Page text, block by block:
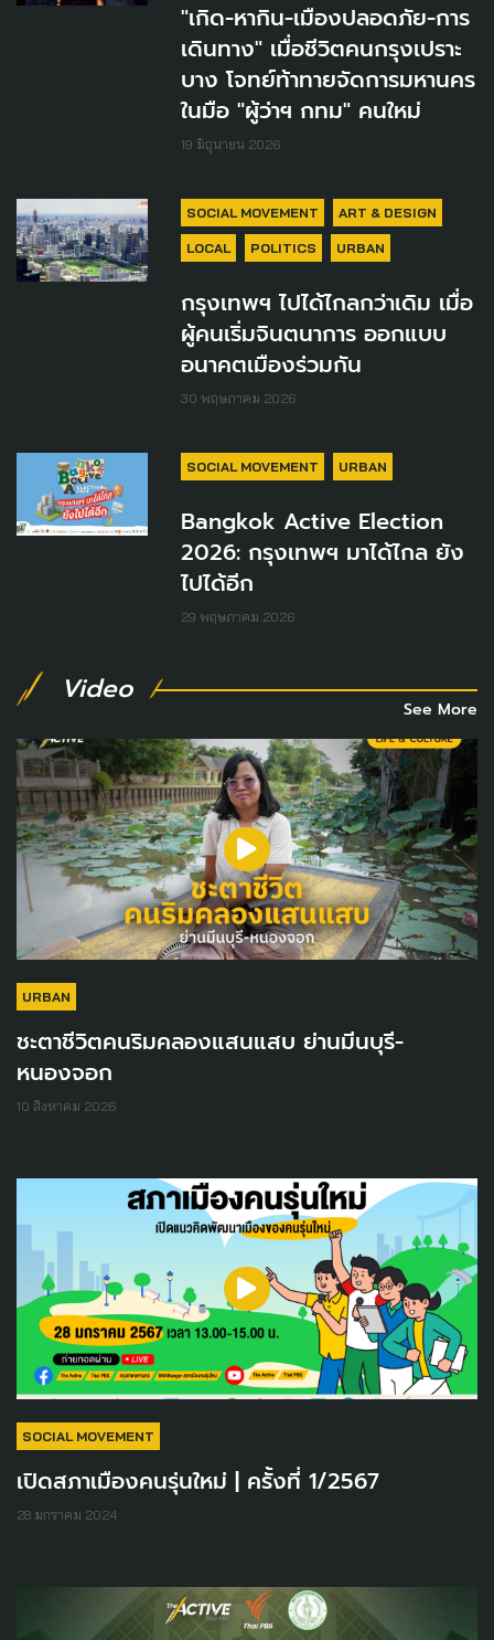
"เกิด-หากิน-เมืองปลอดภัย-การ
เดินทาง" เมื่อชีวิตคนกรุงเปราะ
บาง โจทย์ท้าทายจัดการมหานคร
ในมือ "ผู้ว่าฯ กทม" คนใหม่
19 มิถุนายน 2026
SOCIAL MOVEMENT ART & DESIGN
LOCAL POLITICS URBAN
กรุงเทพฯ ไปได้ไกลกว่าเดิม เมื่อ
ผู้คนเริ่มจินตนาการ ออกแบบ
อนาคตเมืองร่วมกัน
30 พฤษภาคม 2026
SOCIAL MOVEMENT URBAN
Bangkok Active Election
2026: กรุงเทพฯ มาได้ไกล ยัง
ไปได้อีก
29 พฤษภาคม 2026
Video
See More
URBAN
ชะตาชีวิตคนริมคลองแสนแสบ ย่านมีนบุรี-
หนองจอก
10 สิงหาคม 2026
SOCIAL MOVEMENT
เปิดสภาเมืองคนรุ่นใหม่ | ครั้งที่ 1/2567
28 มกราคม 2024